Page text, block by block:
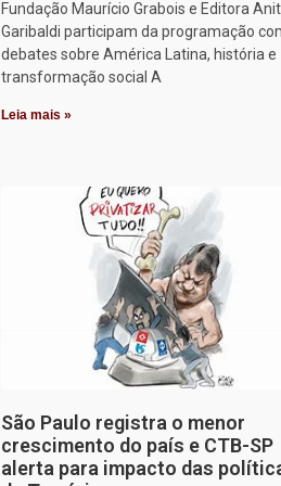
Fundação Maurício Grabois e Editora
Garibaldi participam da programação
debates sobre América Latina, história e
transformação social A
Leia mais »
São Paulo registra o menor
crescimento do país e CTB-SP
alerta para impacto das